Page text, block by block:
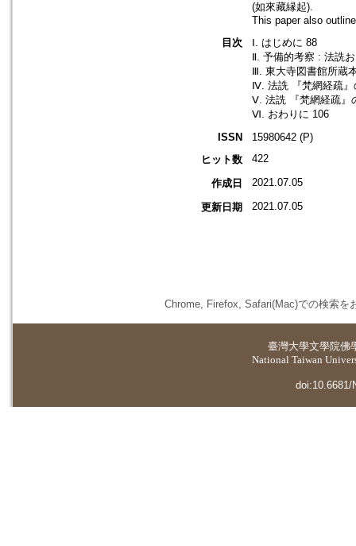
(如來藏縁起).
This paper also
目次
Ⅰ. はじめに 88
Ⅱ. 予備的考察 : 法詵
Ⅲ. 東大寺図書館所蔵
Ⅳ. 法詵 『梵網経疏』
Ⅴ. 法詵 『梵網経疏』
Ⅵ. おわりに 106
ISSN
15980642 (P)
ヒット数
422
作成日 2021.07.05
更新日期 2021.07.05
Chrome, Firefox, Safari(Mac)での検索を
臺灣大學文學院佛
National Taiwan
doi:10.6681/